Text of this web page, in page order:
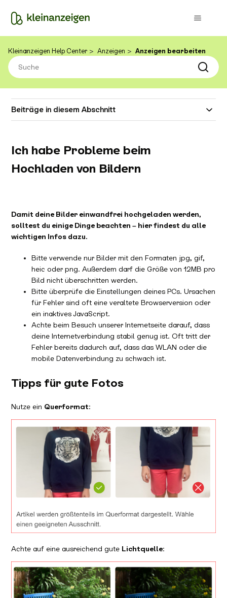
Kleinanzeigen Help Center Anzeigen Anzeigen bearbeiten
Beiträge in diesem Abschnitt
Ich habe Probleme beim
Hochladen von Bildern
Damit deine Bilder einwandfrei hochgeladen werden,
solltest du einige Dinge beachten – hier findest du alle
wichtigen Infos dazu.
Bitte verwende nur Bilder mit den Formaten jpg, gif,
heic oder png. Außerdem darf die Größe von 12MB pro
Bild nicht überschritten werden.
Bitte überprüfe die Einstellungen deines PCs. Ursachen
für Fehler sind oft eine veraltete Browserversion oder
ein inaktives JavaScript.
Achte beim Besuch unserer Internetseite darauf, dass
deine Internetverbindung stabil genug ist. Oft tritt der
Fehler bereits dadurch auf, dass das WLAN oder die
mobile Datenverbindung zu schwach ist.
Tipps für gute Fotos
Nutze ein Querformat:
Achte auf eine ausreichend gute Lichtquelle: